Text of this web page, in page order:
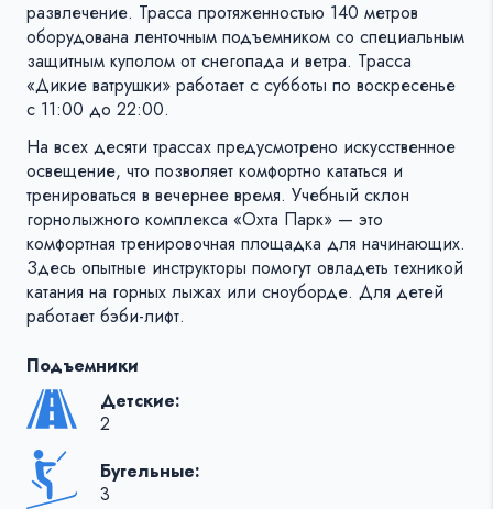
развлечение. Трасса протяженностью 140 метров
оборудована ленточным подъемником со специальным
защитным куполом от снегопада и ветра. Трасса
«Дикие ватрушки» работает с субботы по воскресенье
с 11:00 до 22:00.
На всех десяти трассах предусмотрено искусственное
освещение, что позволяет комфортно кататься и
тренироваться в вечернее время. Учебный склон
горнолыжного комплекса «Охта Парк» — это
комфортная тренировочная площадка для начинающих.
Здесь опытные инструкторы помогут овладеть техникой
катания на горных лыжах или сноуборде. Для детей
работает бэби-лифт.
Подъемники
Детские:
2
Бугельные:
3